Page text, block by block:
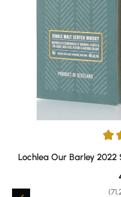
Durchschnittliche
Lochlea Our Barley 2022